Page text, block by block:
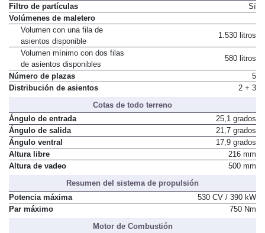
Filtro de partículas
Sí
Volúmenes de maletero
Volumen con una fila de
asientos disponible
1.530 litros
Volumen mínimo con dos filas
de asientos disponibles
580 litros
Número de plazas
5
Distribución de asientos
2 + 3
Cotas de todo terreno
Ángulo de entrada
25,1 grados
Ángulo de salida
21,7 grados
Ángulo ventral
17,9 grados
Altura libre
216 mm
Altura de vadeo
500 mm
Resumen del sistema de propulsión
Potencia máxima
530 CV / 390 kW
Par máximo
750 Nm
Motor de Combustión